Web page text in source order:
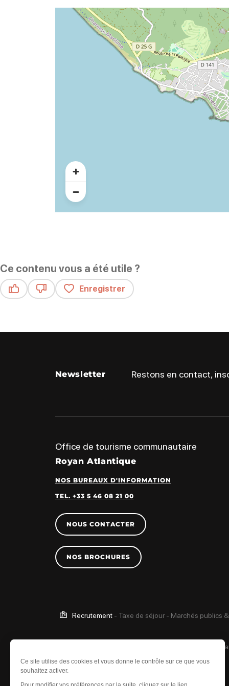
Ce contenu vous a été utile ?
Enregistrer
Newsletter Restons en contact,
Office de tourisme communautaire
Royan Atlantique
NOS BUREAUX D'INFORMATION
TEL. +33 5 46 08 21 00
NOUS CONTACTER
NOS BROCHURES
Recrutement - Taxe de séjour - Marchés publics
Ce site est protégé